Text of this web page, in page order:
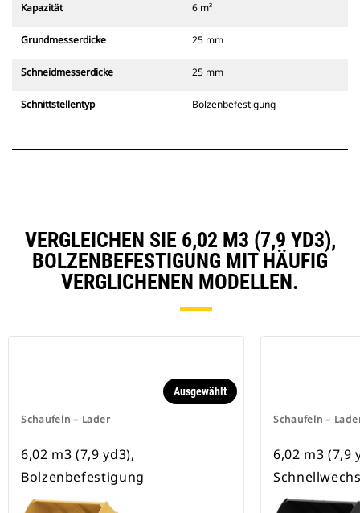
Kapazität 6 m³
Grundmesserdicke 25 mm
Schneidmesserdicke 25 mm
Schnittstellentyp Bolzenbefestigung
VERGLEICHEN SIE 6,02 M3 (7,9 YD3),
BOLZENBEFESTIGUNG MIT HÄUFIG
VERGLICHENEN MODELLEN.
Schaufeln – Lader
Ausgewählt
6,02 m3 (7,9 yd3),
Bolzenbefestigung
Schaufeln –
6,02 m3 (7,9